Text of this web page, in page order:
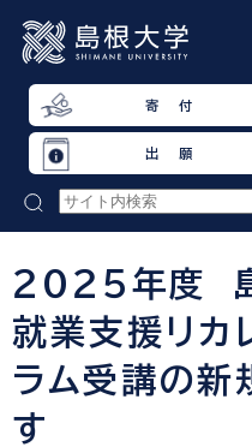
寄 付
出 願
２０２５年度
就業支援リカ
ラム受講の新
す